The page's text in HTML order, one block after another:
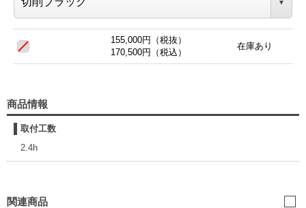
155,000円（税抜）
170,500円（税込）
在庫あり
商品情報
取付工数
2.4h
関連商品